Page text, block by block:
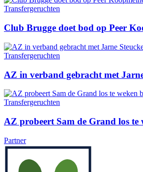
Transfergeruchten
Club Brugge doet bod op Peer
Transfergeruchten
AZ in verband gebracht met
Transfergeruchten
AZ probeert Sam de Grand los te
Partner